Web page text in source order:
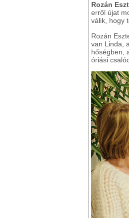
Rozán
erről újat
válik, hogy
Rozán
van Linda,
hőségben,
óriási